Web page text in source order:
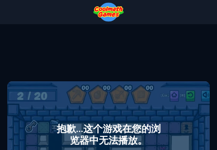
抱歉...这个游戏在您的浏
览器中无法播放。